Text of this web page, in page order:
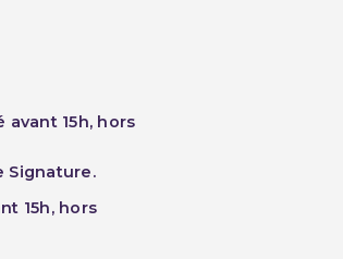
avant 15h, hors
Signature.
15h, hors